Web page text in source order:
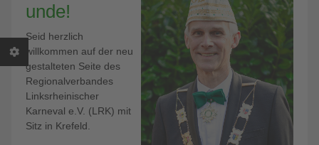
unde!
Seid herzlich
willkommen auf der neu
gestalteten Seite des
Regionalverbandes
Linksrheinischer
Karneval e.V. (LRK) mit
Sitz in Krefeld.